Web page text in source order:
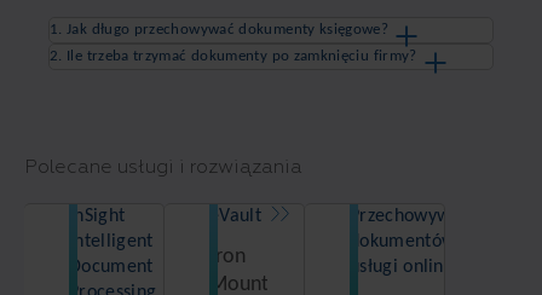
1. Jak długo przechowywać dokumenty księgowe?
2. Ile trzeba trzymać dokumenty po zamknięciu firmy?
Polecane usługi i rozwiązania
InSight
Intelligent
Document
eVault
Iron
Mountain
Przechowywanie
dokumentów –
usługi online